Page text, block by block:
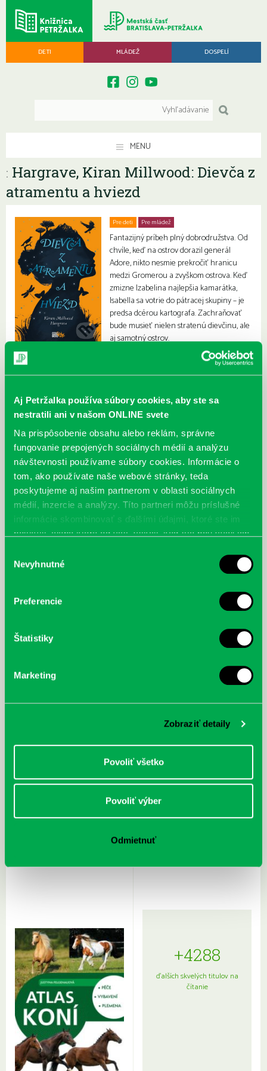
Aj Petržalka používa súbory cookies, aby ste sa
nestratili ani v našom ONLINE svete
Na prispôsobenie obsahu alebo reklám, správne
fungovanie prepojených sociálnych médií a analýzu
návštevnosti používame súbory cookies. Informácie o
tom, ako používate naše webové stránky, teda
poskytujeme aj našim partnerom v oblasti sociálnych
médií, inzercie a analýzy. Títo partneri môžu príslušné
informácie skombinovať s ďalšími údajmi, ktoré ste im
poskytli, alebo ktoré od vás získali, keď ste používali ich
súhlasu
Nevyhnutné
Preferencie
Štatistiky
Marketing
Zobraziť detaily
Povoliť všetko
Povoliť výber
Odmietnuť
DETI MLÁDEŽ DOSPELÍ
MENU
: Hargrave, Kiran Millwood: Dievča z
atramentu a hviezd
Pre deti Pre mládež
Fantazijný príbeh plný dobrodružstva. Od
chvíle, keď na ostrov dorazil generál
Adore, nikto nesmie prekročiť hranicu
medzi Gromerou a zvyškom ostrova. Keď
zmizne Izabelina najlepšia kamarátka,
Isabella sa votrie do pátracej skupiny – je
predsa dcérou kartografa. Zachraňovať
bude musieť nielen stratenú dievčinu, ale
aj samotný ostrov.
cyklistu modernej doby:
Rudź, Przemyslaw: Atlas hviezd:
Hardy, Paula: Japonsko na tanieri:
+4288
ďalších skvelých titulov na
čítanie